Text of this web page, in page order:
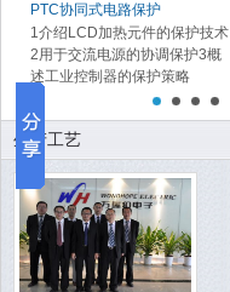
PTC协同式电路保护
1介绍LCD加热元件的保护技术
2用于交流电源的协调保护3概
述工业控制器的保护策略
生产工艺